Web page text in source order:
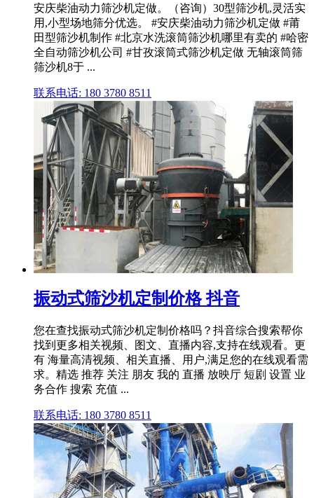
安庆柴油动力筛沙机定做。（咨询）30型筛沙机,灵活实
用,小型场地筛分优选。 #安庆柴油动力筛沙机定做 #莆
田型筛沙机制作 #北京水洗滚筒筛沙机哪里有卖的 #哈密
全自动筛沙机公司 #甘孜滚筒式筛沙机定做 无轴滚筒筛
筛沙机8于 ...
联系电话: 180 3780 8511
振动式筛沙机定制价格 抖音
您在查找振动式筛沙机定制价格吗？抖音综合搜索帮你
找到更多相关视频、图文、直播内容,支持在线观看。更
有 海量高清视频、相关直播、用户,满足您的在线观看需
求。精选 推荐 关注 朋友 我的 直播 放映厅 短剧 设置 业
务合作 搜索 充值 ...
联系电话: 180 3780 8511